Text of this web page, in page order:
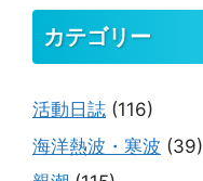
カテゴリー
活動日誌 (116)
海洋熱波・寒波 (39)